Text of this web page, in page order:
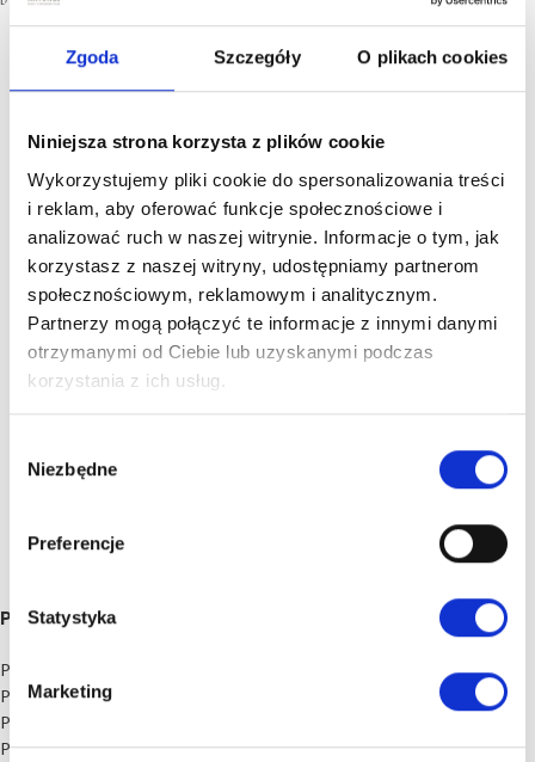
Zgoda Szczegóły O plikach cookies
Niniejsza strona korzysta z plików cookie
Wykorzystujemy pliki cookie do spersonalizowania treści
i reklam, aby oferować funkcje społecznościowe i
analizować ruch w naszej witrynie. Informacje o tym, jak
korzystasz z naszej witryny, udostępniamy partnerom
społecznościowym, reklamowym i analitycznym.
Partnerzy mogą połączyć te informacje z innymi danymi
otrzymanymi od Ciebie lub uzyskanymi podczas
korzystania z ich usług.
zgody
Niezbędne
Preferencje
Statystyka
Marketing
PREZENTY ŚLUBNE
Podziękowanie dla rodziców
Podziękowania dla świadków
Prezenty na rocznicę ślubu
Prezent ślubny